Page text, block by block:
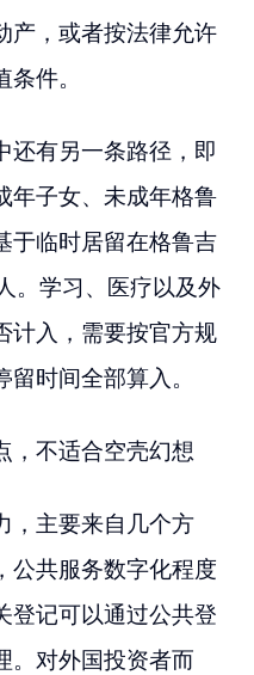
产，或者按法律允许
件。
还有另一条路径，即
年子女、未成年格鲁
于临时居留在格鲁吉
。学习、医疗以及外
计入，需要按官方规
时间全部算入。
，不适合空壳幻想
，主要来自几个方
公共服务数字化程度
登记可以通过公共登
。对外国投资者而